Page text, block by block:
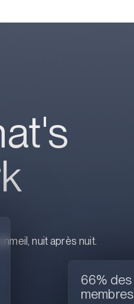
nuit après nuit.
66% des
membres